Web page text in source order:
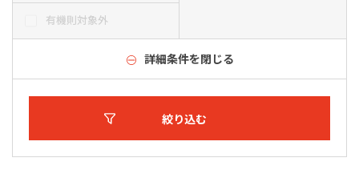
有機則対象外
詳細条件を閉じる
絞り込む